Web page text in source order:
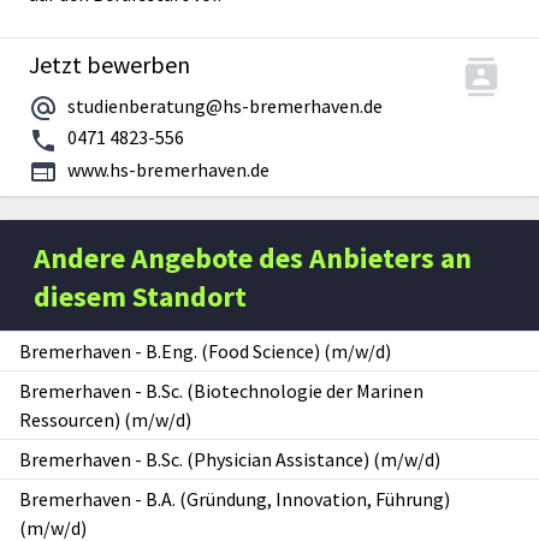
Jetzt bewerben
studienberatung@hs-bremerhaven.de
0471 4823-556
www.hs-bremerhaven.de
Andere Angebote des Anbieters an
diesem Standort
Bremerhaven - B.Eng. (Food Science) (m/w/d)
Bremerhaven - B.Sc. (Biotechnologie der Marinen
Ressourcen) (m/w/d)
Bremerhaven - B.Sc. (Physician Assistance) (m/w/d)
Bremerhaven - B.A. (Gründung, Innovation, Führung)
(m/w/d)